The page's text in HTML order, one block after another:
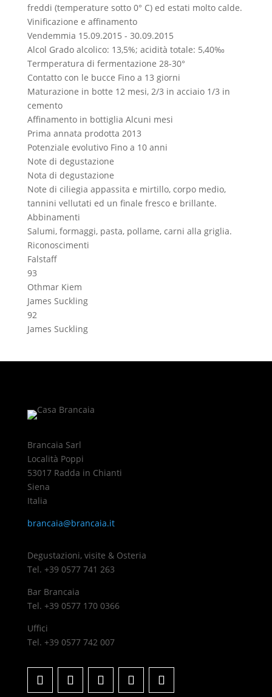
freddi (temperature sotto 0° C) ed estati molto calde.
Vinificazione e affinamento
Vendemmia 15.09.2015 - 30.09.2015
Alcol Grado alcolico: 13,5%; acidità totale: 5,40‰
Termperatura di fermentazione 28-30°
Contatto con le bucce Fino a 13 giorni
Maturazione in botte 12 mesi, 2/3 in acciaio 1/3 in
cemento
Affinamento in bottiglia Alcuni mesi
Prima annata prodotta 2013
Potenziale evolutivoFino a 10 anni
Note di degustazione
Nota di degustazione
Note di ciliegia appassita e mirtillo, corpo medio,
tannini vellutati ed un finale fresco e brillante.
Abbinamenti
Salumi, formaggi, pasta, pollame, carni alla griglia.
Riconoscimenti
Falstaff
93
Othmar Kiem
James Suckling
92
James Suckling
Brancaia Sarl
Località Poppi
53017 Radda in Chianti
Siena
Italia
brancaia@brancaia.it
Degustazioni, visite & Osteria
Tel. +39 0577 741 263
Bar Brancaia
Tel. +39 0577 170 0366
Uffici
Tel. +39 0577 742 007